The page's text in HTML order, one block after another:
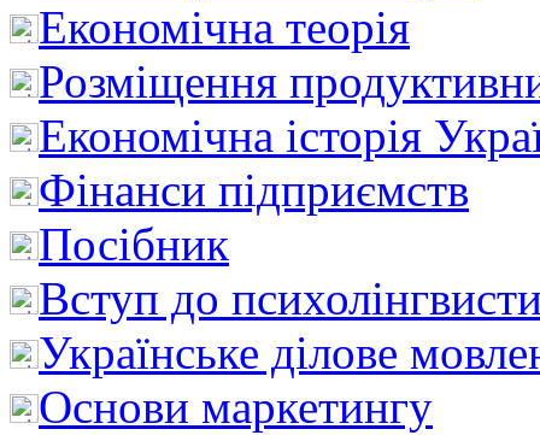
Економічна теорія
Розміщення
Економічна історія
Фінанси підприємств
Посібник
Вступ до
Українське ділове
Основи маркетингу